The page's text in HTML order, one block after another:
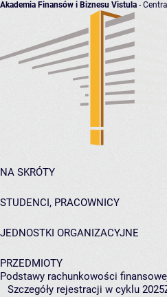
Akademia Finansów i Biznesu Vistula -
NA SKRÓTY
STUDENCI, PRACOWNICY
JEDNOSTKI ORGANIZACYJNE
PRZEDMIOTY
Podstawy rachunkowości
Szczegóły rejestracji w cyklu